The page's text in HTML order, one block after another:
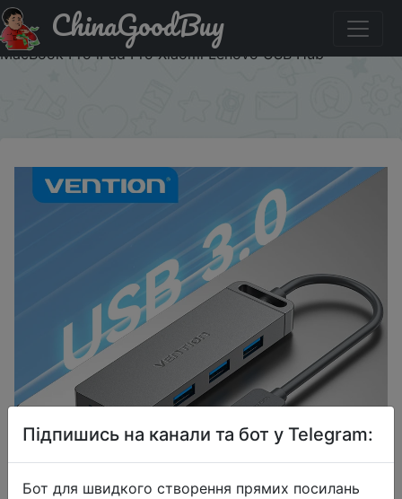
Купити на розпродажі Vention USB C Hub High Speed 4
Ports Multi Type C to USB 3.0 Hub Splitter Adapter for
MacBook Pro iPad Pro Xiaomi Lenovo USB Hub
ChinaGoodBuy
Підпишись на канали та бот у Telegram:
Бот для швидкого створення прямих посилань